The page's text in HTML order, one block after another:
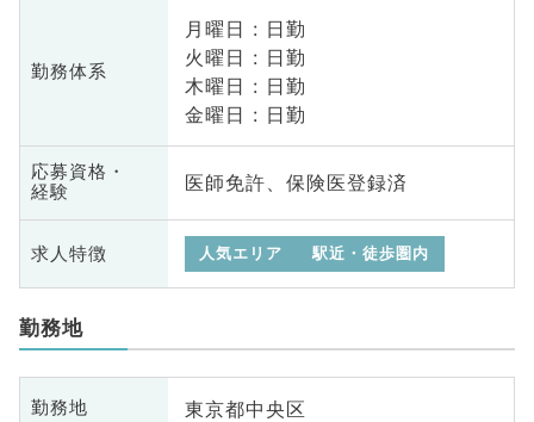
勤務体系
月曜日 : 日勤
火曜日 : 日勤
木曜日 : 日勤
金曜日 : 日勤
応募資格・
経験
医師免許、保険医登録済
求人特徴 人気エリア 駅近・徒歩圏内
勤務地
勤務地 東京都中央区